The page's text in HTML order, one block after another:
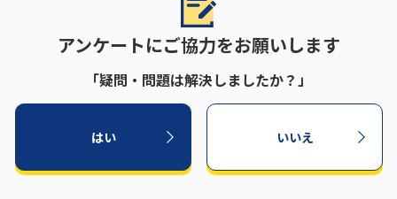
アンケートにご協力をお願いします
「疑問・問題は解決しましたか？」
はい いいえ